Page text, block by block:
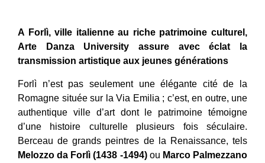
A Forlì, ville italienne au riche patrimoine culturel,
Arte Danza University assure avec éclat la
transmission artistique aux jeunes générations
Forlì n’est pas seulement une élégante cité de la
Romagne située sur la Via Emilia ; c’est, en outre, une
authentique ville d’art dont le patrimoine témoigne
d’une histoire culturelle plusieurs fois séculaire.
Berceau de grands peintres de la Renaissance, tels
Melozzo da Forlì (1438 -1494)ou Marco Palmezzano